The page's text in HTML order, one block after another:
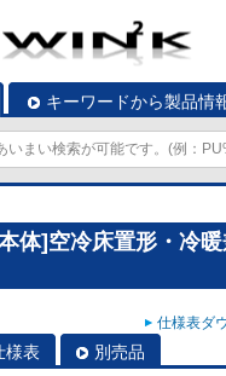
キーワードから製品情
体]空冷床置形・冷
仕様表ダ
様表 別売品